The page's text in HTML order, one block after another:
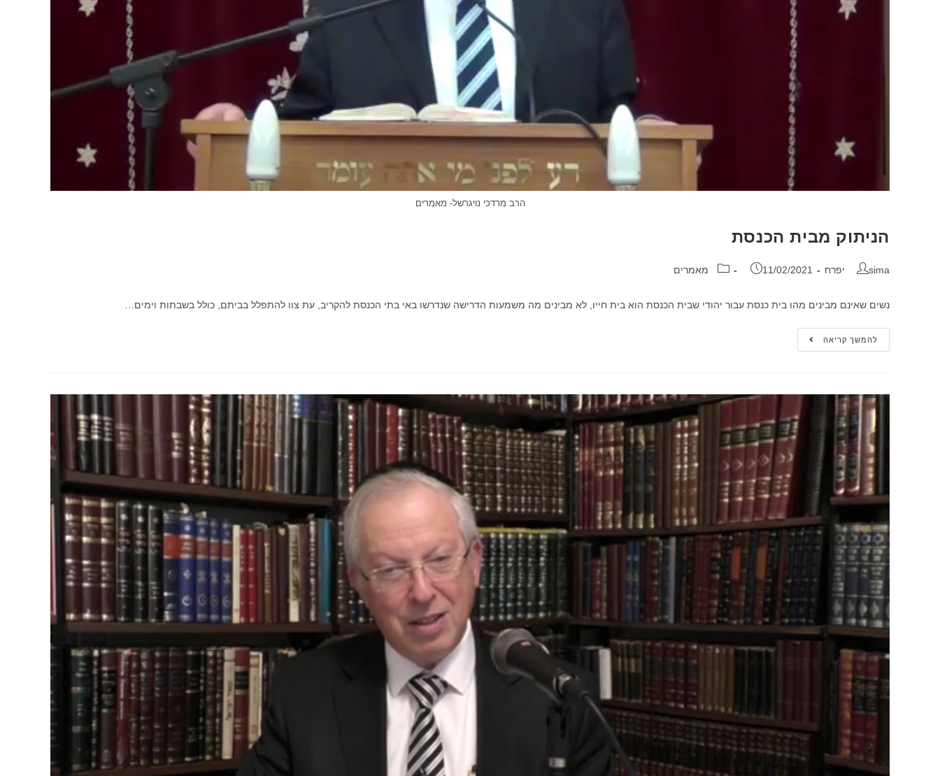
הרב מרדכי נויגרשל- מאמרים
הניתוק מבית הכנסת
sima יפרח 11/02/2021 מאמרים
נשים שאינם מבינים מהו בית כנסת עבור יהודי שבית הכנסת הוא בית חייו, לא מבינים מה משמעות הדרישה שנדרשו באי בתי הכנסת להקריב, עת צוו להתפלל בביתם, כולל בשבתות וימים…
להמשך קריאה